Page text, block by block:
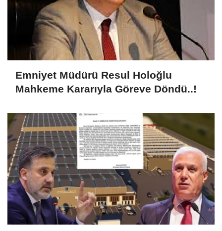
Emniyet Müdürü Resul Holoğlu
Mahkeme Kararıyla Göreve Döndü..!